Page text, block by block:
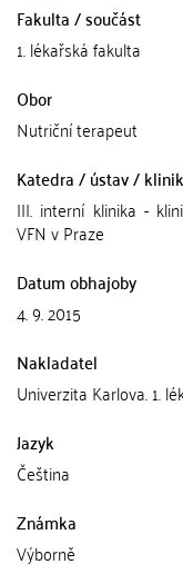
Fakulta / součást
1. lékařská fakulta
Obor
Nutriční terapeut
Katedra / ústav /
III. interní klinika -
VFN v Praze
Datum obhajoby
4. 9. 2015
Nakladatel
Univerzita Karlova. 1.
Jazyk
Čeština
Známka
Výborně